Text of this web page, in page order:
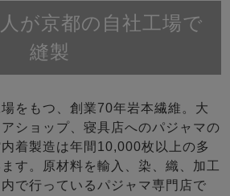
が京都の自社工場で
縫製
をもつ、創業70年岩本繊維。大
ショップ、寝具店へのパジャマの
着製造は年間10,000枚以上の多
す。原材料を輸入、染、織、加工
で行っているパジャマ専門店で